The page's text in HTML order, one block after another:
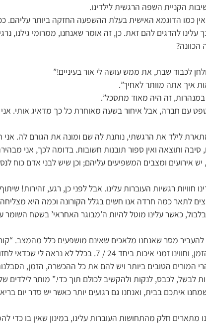
הקניית השפה הרגשית לילדינו.
אין כמו הדוגמא האישית בעלת ההשפעה החזקה ביותר עליהם.
עלינו להדגים להם זאת. כן, זה אומר שאנחנו, ממרומי גילנו,
הכוונה?
לכבוד שבת, את ממש עושה לי אור בעיניים!”
איך אתה מוותר לאחיך”.
זה היה מאוד מתסכל”.
עם חברה, אבל איחור בשעה מאוחרת כל כך מדאיג אותי. אני
לילד את הרגשתי, נותנת לה שם ומונה את הגורם לה. אני
סיבה ותוצאה ואין ספור תובנות חשובות. בדומה לכך, אני
אירועים ומצבים המשפיעים עליהם; וכן שיש לבני אדם כוח
חוויות רגשיות העוברות עלינו. אבל לפני כן, רגע, זהירות!
לתאר כמה חרדה אנו חשים בגלל הקורונה וכמה היא מצליחה
כאשר עלינו מוטל להיות ה’מבוגר האחראי’ בשטח השומר
להעביר מסר שאנחנו מלאכים שאינם מושפעים כלל מהמצב.
שכולכם נמצאים בבית כל הזמן, וחווינו זמני איכות ביחד 24 /
המורים הטובים ביותר ויש להם את כל ההכשרה, הזמן,
לבשל, לכבס, לנקות ולהקשיב לכולם תוך כדי.” מותר לילדים
איתכם בבית, ואנחנו גם רגועים יותר כאשר יש סדר יום בריא
מתארים חלק מהתחושות העוברות עלינו, במינון שאין בו כדי